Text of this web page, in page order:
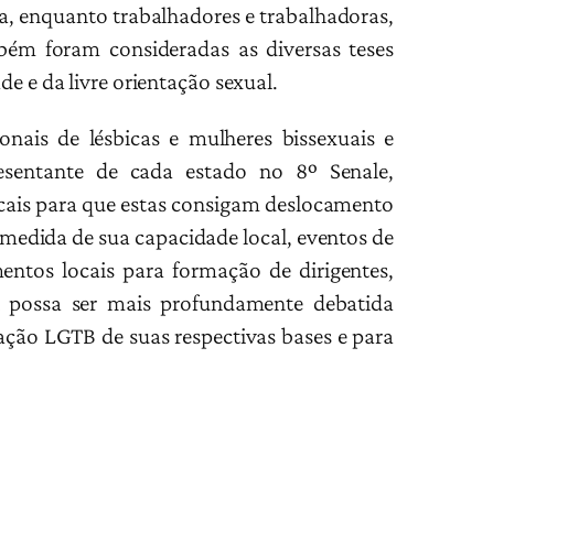
enquanto trabalhadores e trabalhadoras,
foram consideradas as diversas teses
e da livre orientação sexual.
de lésbicas e mulheres bissexuais e
de cada estado no 8º Senale,
para que estas consigam deslocamento
de sua capacidade local, eventos de
locais para formação de dirigentes,
ser mais profundamente debatida
LGTB de suas respectivas bases e para